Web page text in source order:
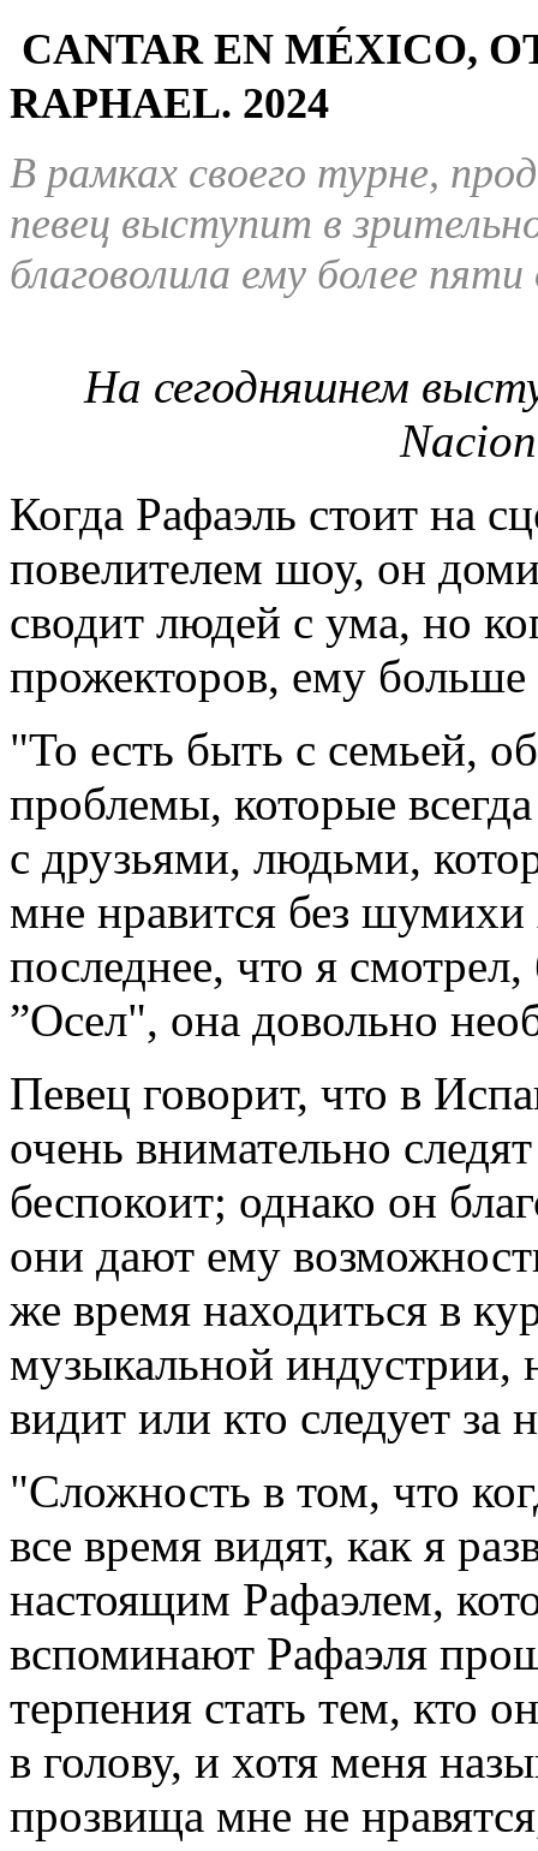
CANTAR EN MÉXICO,
RAPHAEL. 2024
В рамках своего турне,
певец выступит в
благоволила ему более
На сегодняшнем
Когда Рафаэль стоит на
повелителем шоу, он
сводит людей с ума, но
прожекторов, ему больше
"То есть быть с семьей,
проблемы, которые
с друзьями, людьми,
мне нравится без шумихи
последнее, что я
”Осел", она довольно
Певец говорит, что в
очень внимательно
беспокоит; однако он
они дают ему
же время находиться в
музыкальной индустрии,
видит или кто следует за
"Сложность в том, что
все время видят, как я
настоящим Рафаэлем,
вспоминают Рафаэля
терпения стать тем, кто
в голову, и хотя меня
прозвища мне не